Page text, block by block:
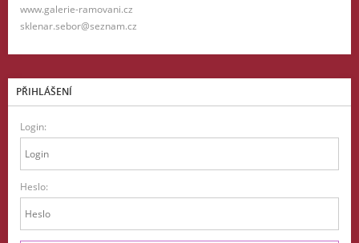
www.galerie-ramovani.cz
sklenar.sebor@seznam.cz
PŘIHLÁŠENÍ
Login:
Heslo: